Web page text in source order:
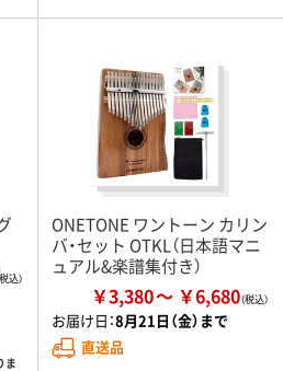
ま
ONETONE ワントーン カリン
バ・セット OTKL（日本語マニ
ュアル&楽譜集付き）
￥3,380 ￥6,680
お届け日：8月21日（金）まで
直送品